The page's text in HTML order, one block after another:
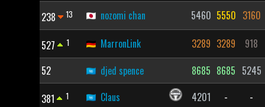
238 13 nozomi chan 5460 5550 3160
527 1 MarronLink 3289 3289
918
52
djed spence 8685 8685 5245
381 1 Claus 4201 - -